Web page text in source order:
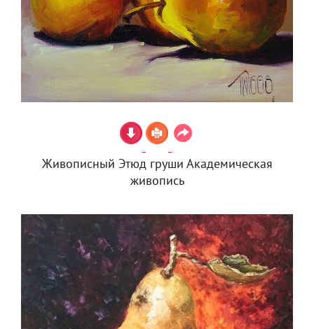
Живописный Этюд груши Академическая
живопись